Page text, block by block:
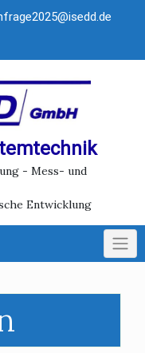
- Mess- und
Entwicklung